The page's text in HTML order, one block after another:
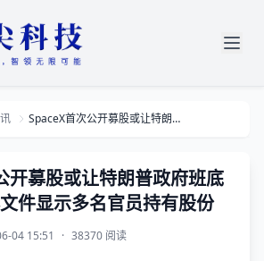
SpaceX首次公开募股或让特朗普政府班底更富裕，披露文件显示多名官员持有股份
开募股或让特朗普政府班底
件显示多名官员持有股份
04 15:51 · 38370 阅读